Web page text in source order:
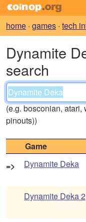
home · games · tech
Dynamite
search
(e.g. bosconian, atari,
pinouts))
Game
=>
Dynamite Deka
Dynamite Deka 2